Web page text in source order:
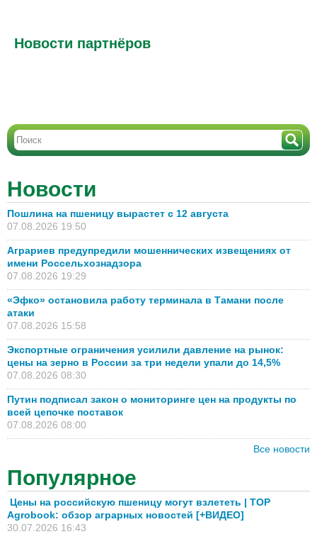
Новости партнёров
Новости
Пошлина на пшеницу вырастет с 12 августа
07.08.2026 19:50
Аграриев предупредили мошеннических извещениях от
имени Россельхознадзора
07.08.2026 19:29
«Эфко» остановила работу терминала в Тамани после
атаки
07.08.2026 15:58
Экспортные ограничения усилили давление на рынок:
цены на зерно в России за три недели упали до 14,5%
07.08.2026 08:30
Путин подписал закон о мониторинге цен на продукты по
всей цепочке поставок
07.08.2026 08:00
Все новости
Популярное
Цены на российскую пшеницу могут взлететь | TOP
Agrobook: обзор аграрных новостей [+ВИДЕО]
30.07.2026 16:43